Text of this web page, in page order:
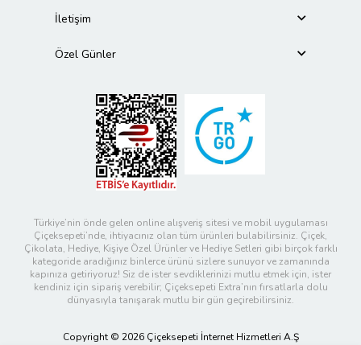
İletişim
Özel Günler
Türkiye’nin önde gelen online alışveriş sitesi ve mobil uygulaması
Çiçeksepeti’nde, ihtiyacınız olan tüm ürünleri bulabilirsiniz. Çiçek,
Çikolata, Hediye, Kişiye Özel Ürünler ve Hediye Setleri gibi birçok farklı
kategoride aradığınız binlerce ürünü sizlere sunuyor ve zamanında
kapınıza getiriyoruz! Siz de ister sevdiklerinizi mutlu etmek için, ister
kendiniz için sipariş verebilir; Çiçeksepeti Extra’nın fırsatlarla dolu
dünyasıyla tanışarak mutlu bir gün geçirebilirsiniz.
Copyright © 2026 Çiçeksepeti İnternet Hizmetleri A.Ş